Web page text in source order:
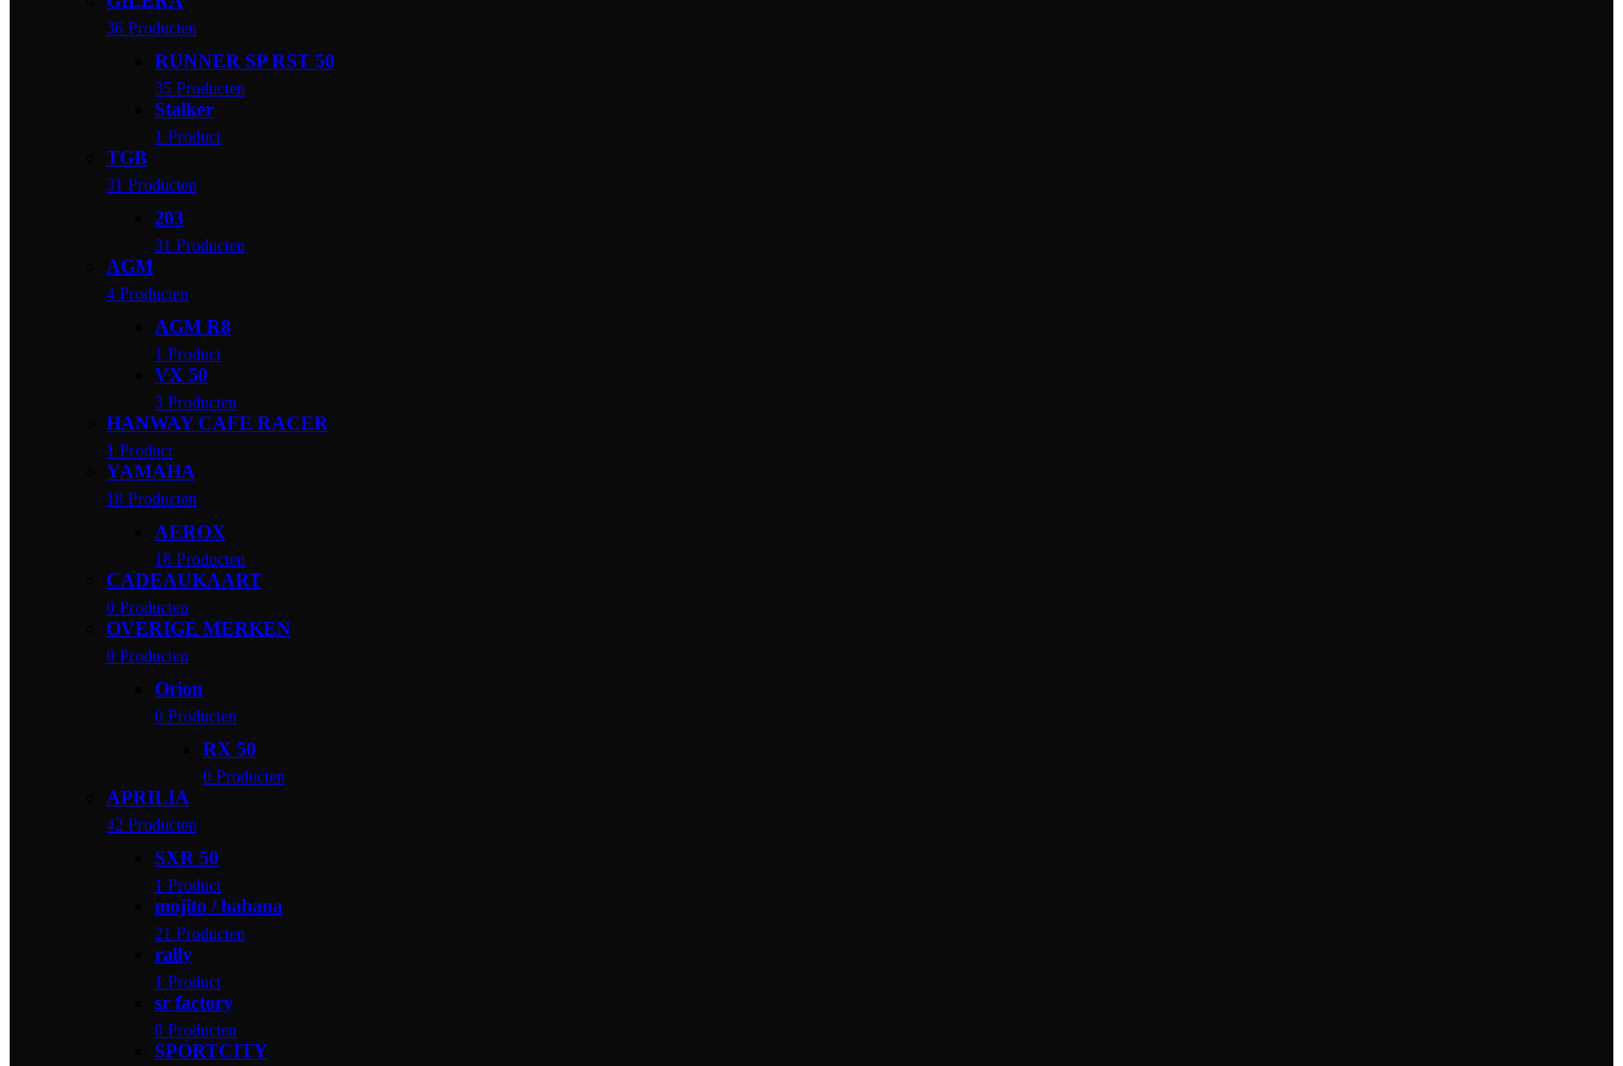
36 Producten
RUNNER SP RST 50
35 Producten
Stalker
1 Product
TGB
31 Producten
203
31 Producten
AGM
4 Producten
AGM R8
1 Product
VX 50
3 Producten
HANWAY CAFE RACER
1 Product
YAMAHA
18 Producten
AEROX
18 Producten
CADEAUKAART
0 Producten
OVERIGE MERKEN
0 Producten
Orion
0 Producten
RX 50
0 Producten
APRILIA
42 Producten
SXR 50
1 Product
mojito / habana
21 Producten
rally
1 Product
sr factory
0 Producten
SPORTCITY